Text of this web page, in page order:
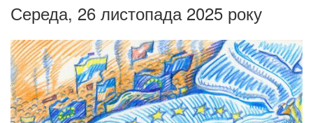
Середа, 26 листопада 2025 року